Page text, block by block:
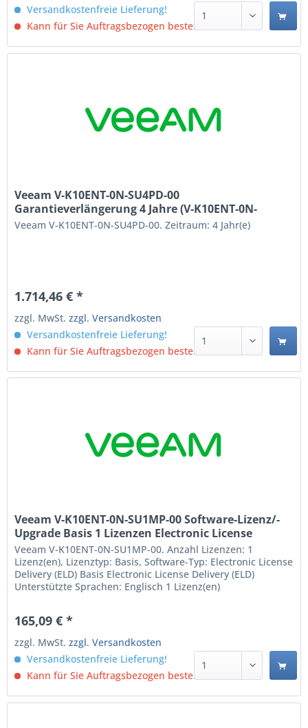
Versandkostenfreie Lieferung!
Kann für Sie Auftragsbezogen bestellt werden.
Veeam V-K10ENT-0N-SU4PD-00
Garantieverlängerung 4 Jahre (V-K10ENT-0N-
SU4PD-00)
Veeam V-K10ENT-0N-SU4PD-00. Zeitraum: 4 Jahr(e)
1.714,46 € *
zzgl. MwSt.zzgl. Versandkosten
Versandkostenfreie Lieferung!
Kann für Sie Auftragsbezogen bestellt werden.
Veeam V-K10ENT-0N-SU1MP-00 Software-Lizenz/-
Upgrade Basis 1 Lizenzen Electronic License
Delivery ELD Englisch (V-K10ENT-0N-SU1MP-00)
Veeam V-K10ENT-0N-SU1MP-00. Anzahl Lizenzen: 1
Lizenz(en), Lizenztyp: Basis, Software-Typ: Electronic License
Delivery (ELD) Basis Electronic License Delivery (ELD)
Unterstützte Sprachen: Englisch 1 Lizenz(en)
165,09 € *
zzgl. MwSt.zzgl. Versandkosten
Versandkostenfreie Lieferung!
Kann für Sie Auftragsbezogen bestellt werden.